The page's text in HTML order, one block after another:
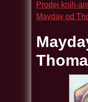
Prodej knih-
Mayday od